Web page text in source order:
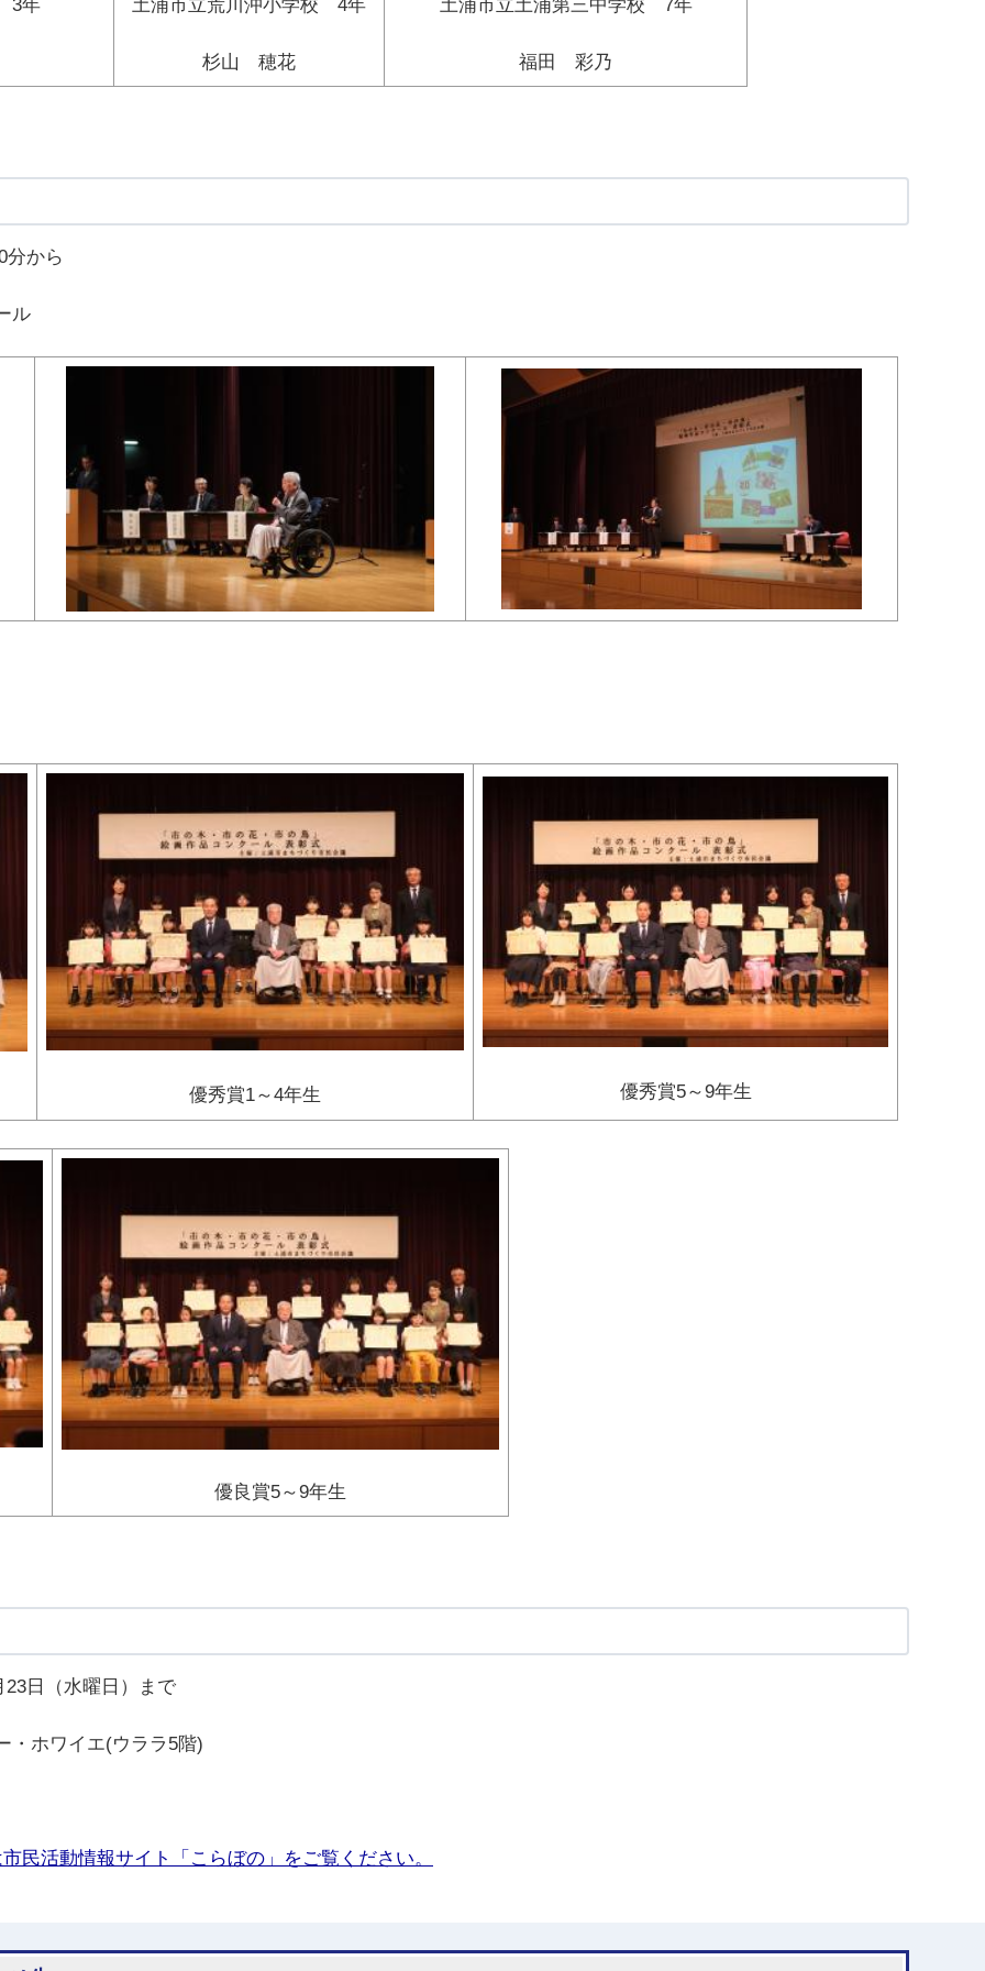
3年 土浦市立荒川沖小学校 4年
杉山 穂花
土浦市立土浦第三中学校 7年
福田 彩乃
分から
ル
優秀賞1～4年生 優秀賞5～9年生
優良賞5～9年生
日（水曜日）まで
ホワイエ(ウララ5階)
活動情報サイト「こらぼの」をご覧ください。